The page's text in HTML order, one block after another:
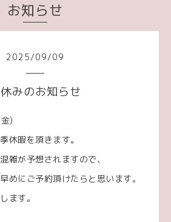
お知らせ
2025/09/09
みのお知らせ
)
休暇を頂きます。
雑が予想されますので、
めにご予約頂けたらと思います。
ます。